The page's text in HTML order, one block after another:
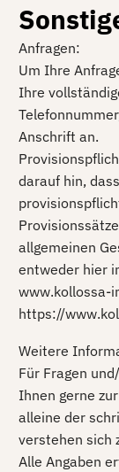
Anfragen:
Um Ihre
Ihre
Anschrift an.
darauf hin,
allgemeinen
entweder hier
www.kollossa-
https://
Weitere
Für Fragen
Ihnen gerne
alleine der
verstehen sich
Alle Angaben